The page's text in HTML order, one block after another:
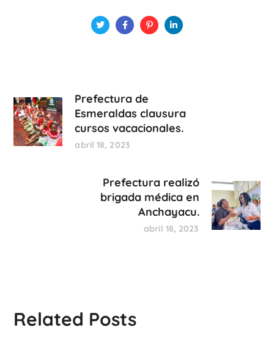
Prefectura de
Esmeraldas clausura
cursos vacacionales.
abril 18, 2023
Prefectura realizó
brigada médica en
Anchayacu.
abril 18, 2023
Related Posts